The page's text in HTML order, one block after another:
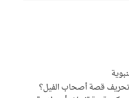
تحريف قصة أصحاب الفيل؟